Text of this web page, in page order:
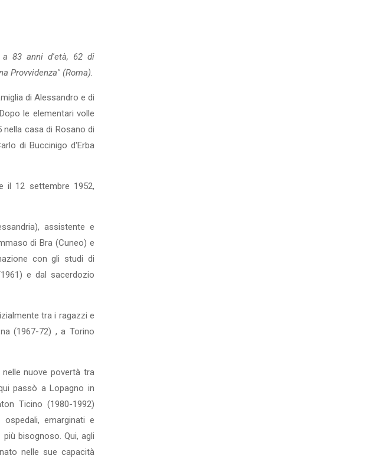
a 83 anni d'età, 62 di
Provvidenza" (Roma).
di Alessandro e di
le elementari volle
casa di Rosano di
di Buccinigo d'Erba
il 12 settembre 1952,
assistente e
di Bra (Cuneo) e
con gli studi di
e dal sacerdozio
tra i ragazzi e
(1967-72) , a Torino
nuove povertà tra
passò a Lopagno in
Ticino (1980-1992)
emarginati e
bisognoso. Qui, agli
nelle sue capacità